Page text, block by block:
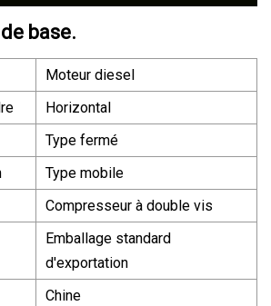
base.
Moteur diesel
Horizontal
Type fermé
Type mobile
Compresseur à double vis
Emballage standard
d'exportation
Chine